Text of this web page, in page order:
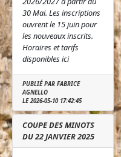
30 Mai. Les inscriptions
ouvrent le 15 juin pour
les nouveaux inscrits.
Horaires et tarifs
disponibles ici
PUBLIÉ PAR FABRICE
AGNELLO
LE 2026-05-10 17:42:45
COUPE DES MINOTS
DU 22 JANVIER 2025